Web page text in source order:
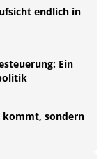
endlich in
Ein
kommt, sondern